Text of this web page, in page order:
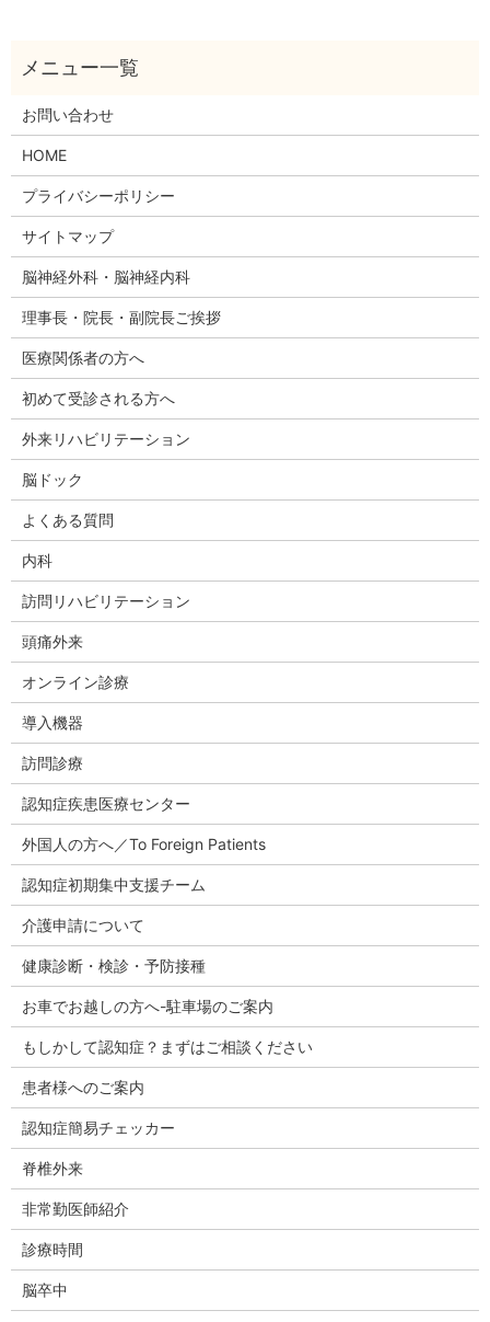
お問い合わせ
HOME
プライバシーポリシー
サイトマップ
脳神経外科・脳神経内科
理事長・院長・副院長ご挨拶
医療関係者の方へ
初めて受診される方へ
外来リハビリテーション
脳ドック
よくある質問
内科
訪問リハビリテーション
頭痛外来
オンライン診療
導入機器
訪問診療
認知症疾患医療センター
外国人の方へ／To Foreign Patients
認知症初期集中支援チーム
介護申請について
健康診断・検診・予防接種
お車でお越しの方へ-駐車場のご案内
もしかして認知症？まずはご相談ください
患者様へのご案内
認知症簡易チェッカー
脊椎外来
非常勤医師紹介
診療時間
脳卒中